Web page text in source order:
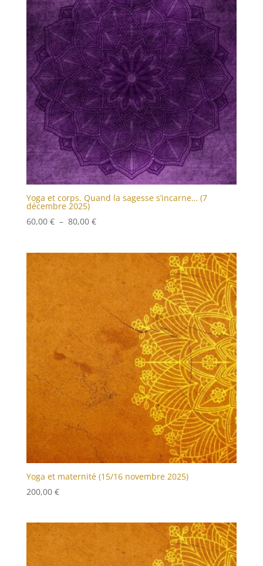
Yoga et corps. Quand la sagesse s’incarne… (7
décembre 2025)
60,00 € – 80,00 €Plage
Yoga et maternité (15/16 novembre 2025)
200,00 €